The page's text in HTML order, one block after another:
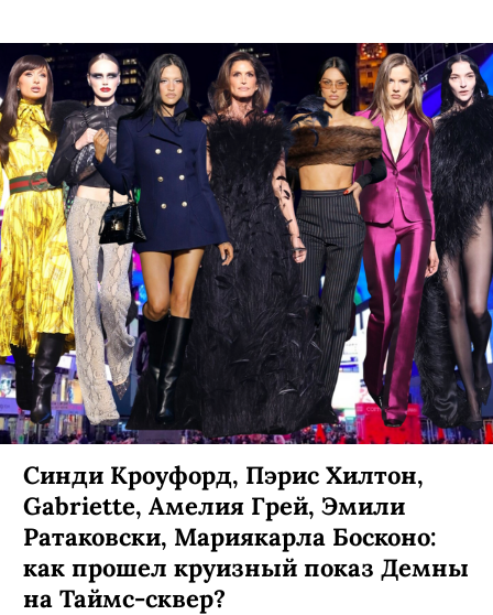
Синди Кроуфорд, Пэрис Хилтон,
Gabriette, Амелия Грей, Эмили
Ратаковски, Мариякарла Босконо:
как прошел круизный показ Демны
на Таймс-сквер?